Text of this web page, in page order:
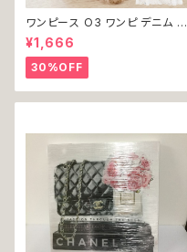
ワンピース O3 ワンピ デニム プ
リーツ レース 女の子 犬 犬服
小型 猫 服 洋服 ペット dog ド
ッグウェア おしゃれ かわいい 返
品交換不可
¥1,666
30%OFF